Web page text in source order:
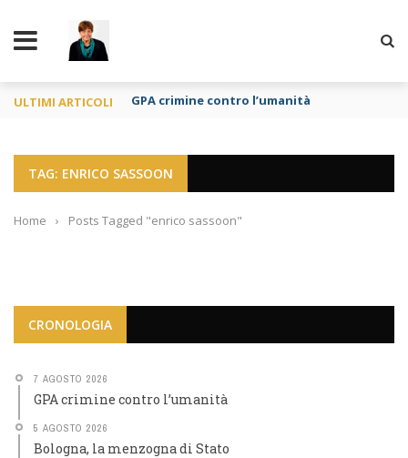
ULTIMI ARTICOLI GPA crimine contro l’umanità
TAG: ENRICO SASSOON
Home › Posts Tagged "enrico sassoon"
CRONOLOGIA
7 AGOSTO 2026
GPA crimine contro l’umanità
5 AGOSTO 2026
Bologna, la menzogna di Stato